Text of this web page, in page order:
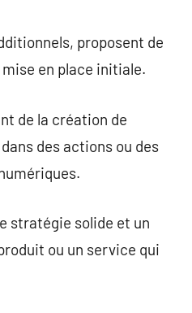
proposent de
en place initiale.
de la création de
des actions ou des
stratégie solide et un
ou un service qui